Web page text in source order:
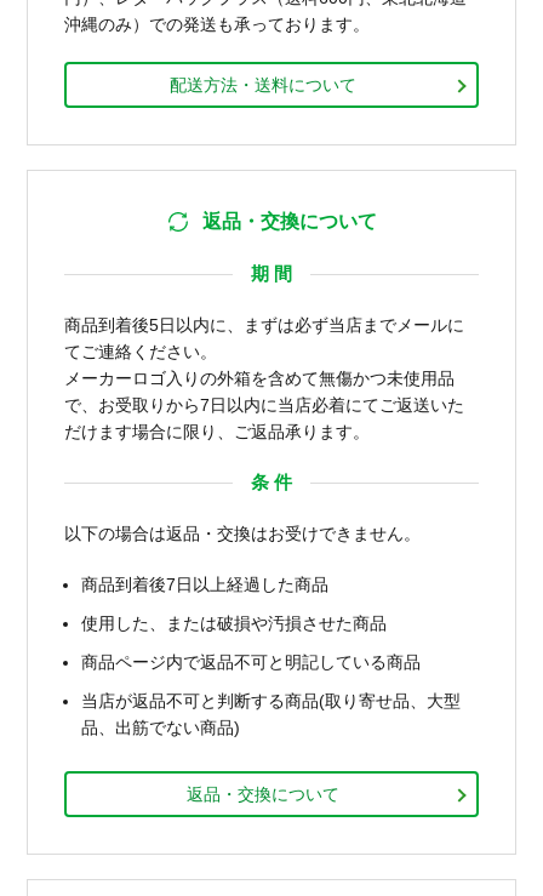
沖縄のみ）での発送も承っております。
配送方法・送料について
返品・交換について
期 間
商品到着後5日以内に、まずは必ず当店までメールに
てご連絡ください。
メーカーロゴ入りの外箱を含めて無傷かつ未使用品
で、お受取りから7日以内に当店必着にてご返送いた
だけます場合に限り、ご返品承ります。
条 件
以下の場合は返品・交換はお受けできません。
商品到着後7日以上経過した商品
使用した、または破損や汚損させた商品
商品ページ内で返品不可と明記している商品
当店が返品不可と判断する商品(取り寄せ品、大型
品、出筋でない商品)
返品・交換について